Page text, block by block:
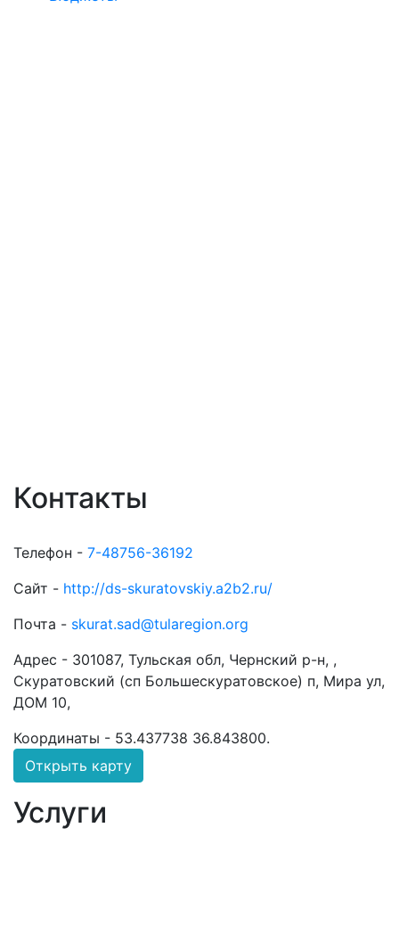
Контакты
Телефон - 7-48756-36192
Сайт - http://ds-skuratovskiy.a2b2.ru/
Почта - skurat.sad@tularegion.org
Адрес - 301087, Тульская обл, Чернский р-н, ,
Скуратовский (сп Большескуратовское) п, Мира ул,
ДОМ 10,
Координаты - 53.437738 36.843800.
Открыть карту
Услуги